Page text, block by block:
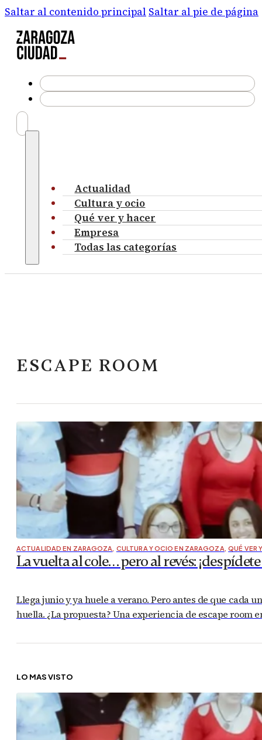
Saltar al contenido principal Saltar al pie de página
Actualidad
Cultura y ocio
Qué ver y hacer
Empresa
Todas las categorías
ESCAPE ROOM
ACTUALIDAD EN ZARAGOZA, CULTURA Y OCIO EN ZARAGOZA, QUÉ VER
La vuelta al cole… pero al revés:
Llega junio y ya huele a verano. Pero antes de que cada
huella. ¿La propuesta? Una experiencia de escape room
LO MÁS VISTO